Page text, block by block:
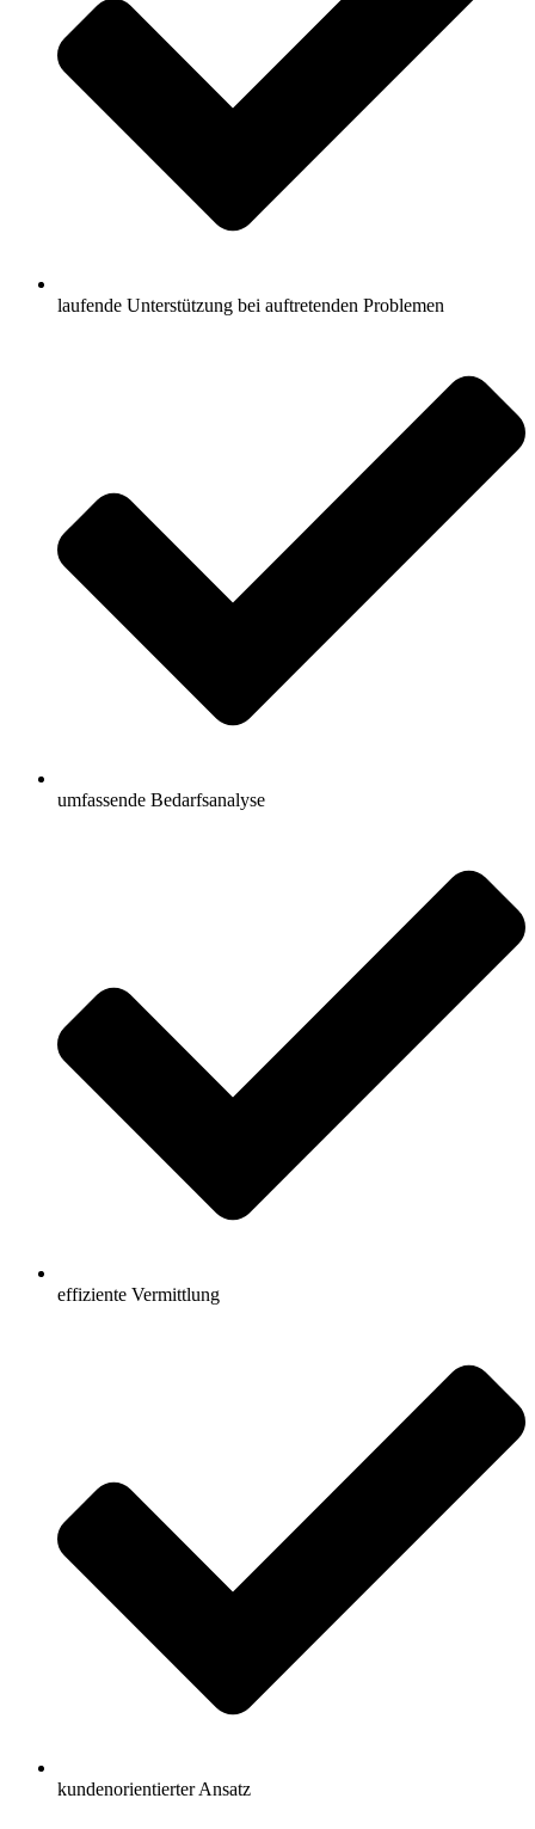
laufende Unterstützung bei auftretenden Problemen
umfassende Bedarfsanalyse
effiziente Vermittlung
kundenorientierter Ansatz